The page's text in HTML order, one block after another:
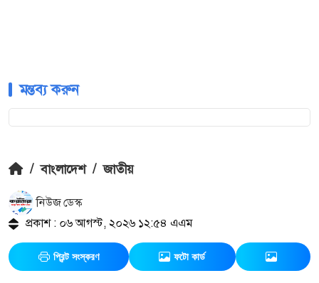
মন্তব্য করুন
/ বাংলাদেশ / জাতীয়
নিউজ ডেস্ক
প্রকাশ : ০৬ আগস্ট, ২০২৬ ১২:৫৪ এএম
প্রিন্ট সংস্করণ ফটো কার্ড